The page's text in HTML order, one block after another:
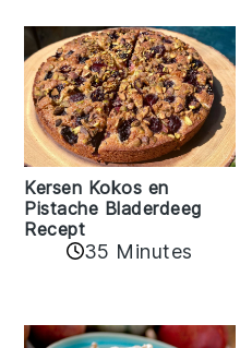
Kersen Kokos en
Pistache Bladerdeeg
Recept
35 Minutes